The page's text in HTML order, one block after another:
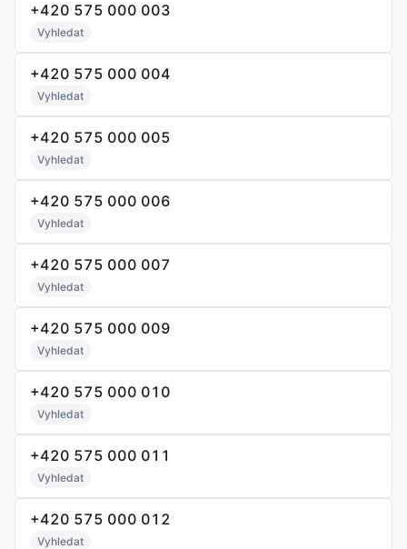
+420 575 000 003
Vyhledat
+420 575 000 004
Vyhledat
+420 575 000 005
Vyhledat
+420 575 000 006
Vyhledat
+420 575 000 007
Vyhledat
+420 575 000 009
Vyhledat
+420 575 000 010
Vyhledat
+420 575 000 011
Vyhledat
+420 575 000 012
Vyhledat